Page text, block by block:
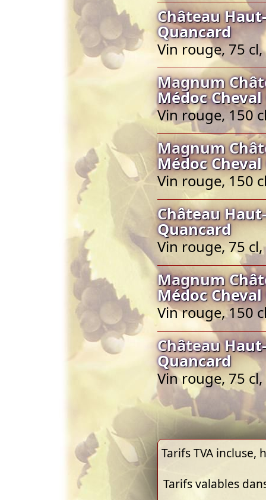
Château
Quancard
Vin rouge, 75
Magnum
Médoc
Vin rouge, 150
Magnum
Médoc
Vin rouge, 150
Château
Quancard
Vin rouge, 75
Magnum
Médoc
Vin rouge, 150
Château
Quancard
Vin rouge, 75
Tarifs TVA
Tarifs valables